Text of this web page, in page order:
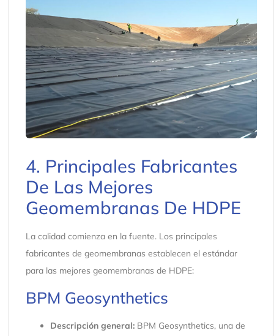
4. Principales Fabricantes
De Las Mejores
Geomembranas De HDPE
La calidad comienza en la fuente. Los principales
fabricantes de geomembranas establecen el estándar
para las mejores geomembranas de HDPE:
BPM Geosynthetics
Descripción general:BPM Geosynthetics, una de